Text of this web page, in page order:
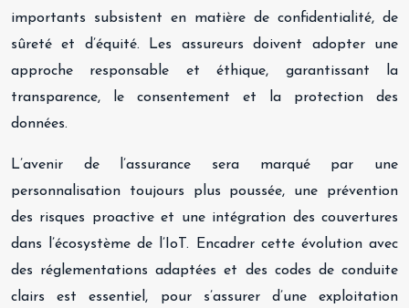
importants subsistent en matière de confidentialité, de
sûreté et d’équité. Les assureurs doivent adopter une
approche responsable et éthique, garantissant la
transparence, le consentement et la protection des
données.
L’avenir de l’assurance sera marqué par une
personnalisation toujours plus poussée, une prévention
des risques proactive et une intégration des couvertures
dans l’écosystème de l’IoT. Encadrer cette évolution avec
des réglementations adaptées et des codes de conduite
clairs est essentiel, pour s’assurer d’une exploitation